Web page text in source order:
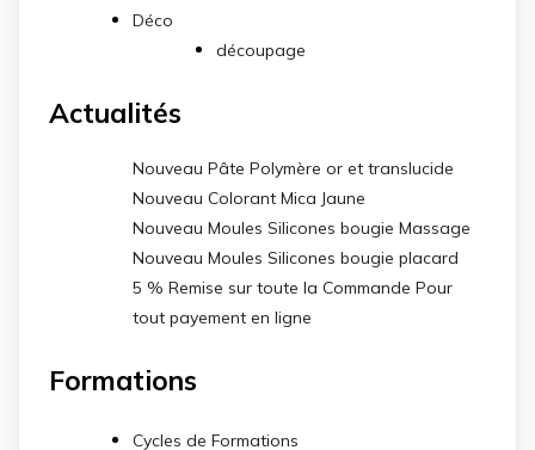
Déco
découpage
Actualités
Nouveau Pâte Polymère or et translucide
Nouveau Colorant Mica Jaune
Nouveau Moules Silicones bougie Massage
Nouveau Moules Silicones bougie placard
5 % Remise sur toute la Commande Pour
tout payement en ligne
Formations
Cycles de Formations